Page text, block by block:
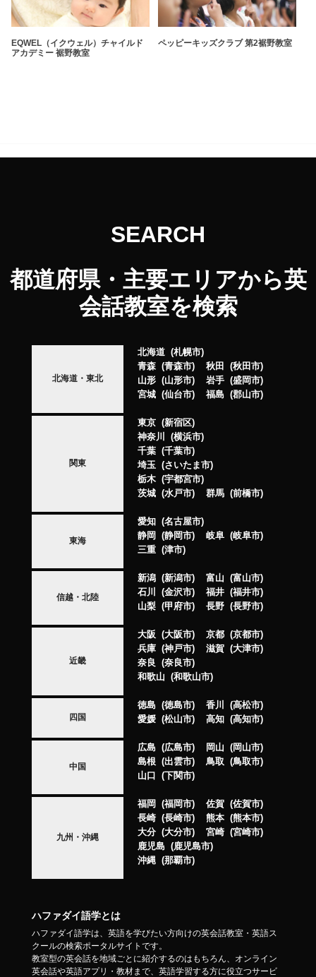
EQWEL（イクウェル）チャイルド
アカデミー 裾野教室
ペッピーキッズクラブ 第2裾野教室
SEARCH
都道府県・主要エリアから英
会話教室を検索
北海道・東北
北海道
札幌市
青森
青森市 秋田
秋田市
山形
山形市 岩手
盛岡市
宮城
仙台市 福島 郡山市
関東
東京
新宿区
神奈川
横浜市
千葉
千葉市
埼玉
さいたま市
栃木
宇都宮市
茨城
水戸市 群馬 前橋市
東海
愛知
名古屋市
静岡
静岡市 岐阜
岐阜市
三重
津市
信越・北陸
新潟 新潟市 富山
富山市
石川
金沢市 福井
福井市
山梨
甲府市 長野 長野市
近畿
大阪 大阪市 京都
京都市
兵庫
神戸市 滋賀
大津市
奈良
奈良市
和歌山
和歌山市
四国
徳島 徳島市 香川
高松市
愛媛
松山市 高知 高知市
中国
広島 広島市 岡山
岡山市
島根
出雲市 鳥取
鳥取市
山口
下関市
九州・沖縄
福岡 福岡市 佐賀
佐賀市
長崎
長崎市 熊本
熊本市
大分
大分市 宮崎
宮崎市
鹿児島
鹿児島市
沖縄
那覇市
ハファダイ語学とは
ハファダイ語学は、英語を学びたい方向けの英会話教室・英語ス
クールの検索ポータルサイトです。
教室型の英会話を地域ごとに紹介するのはもちろん、オンライン
英会話や英語アプリ・教材まで、英語学習する方に役立つサービ